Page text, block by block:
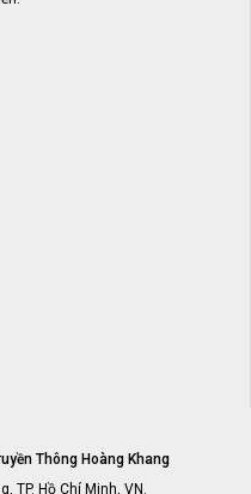
Thông Hoàng Khang
TP. Hồ Chí Minh, VN.